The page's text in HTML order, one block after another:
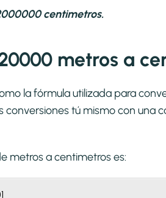
centimetros.
metros a
la fórmula utilizada para
tú mismo con una
metros a centimetroses: